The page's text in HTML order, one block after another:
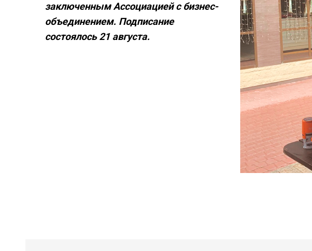
заключенным Ассоциацией с бизнес-
объединением. Подписание
состоялось 21 августа.